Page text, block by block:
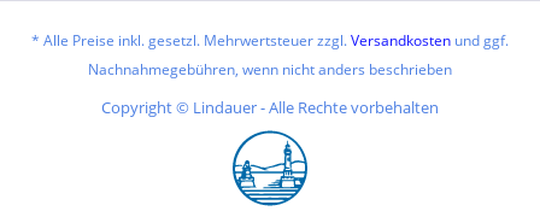
* Alle Preise inkl. gesetzl. Mehrwertsteuer zzgl.Versandkosten und ggf.
Nachnahmegebühren, wenn nicht anders beschrieben
Copyright © Lindauer - Alle Rechte vorbehalten